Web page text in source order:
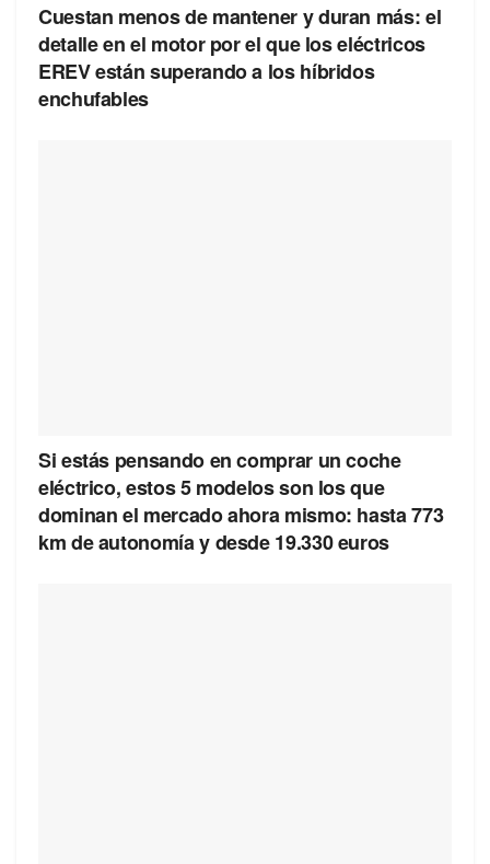
Cuestan menos de mantener y duran más: el
detalle en el motor por el que los eléctricos
EREV están superando a los híbridos
enchufables
Si estás pensando en comprar un coche
eléctrico, estos 5 modelos son los que
dominan el mercado ahora mismo: hasta 773
km de autonomía y desde 19.330 euros